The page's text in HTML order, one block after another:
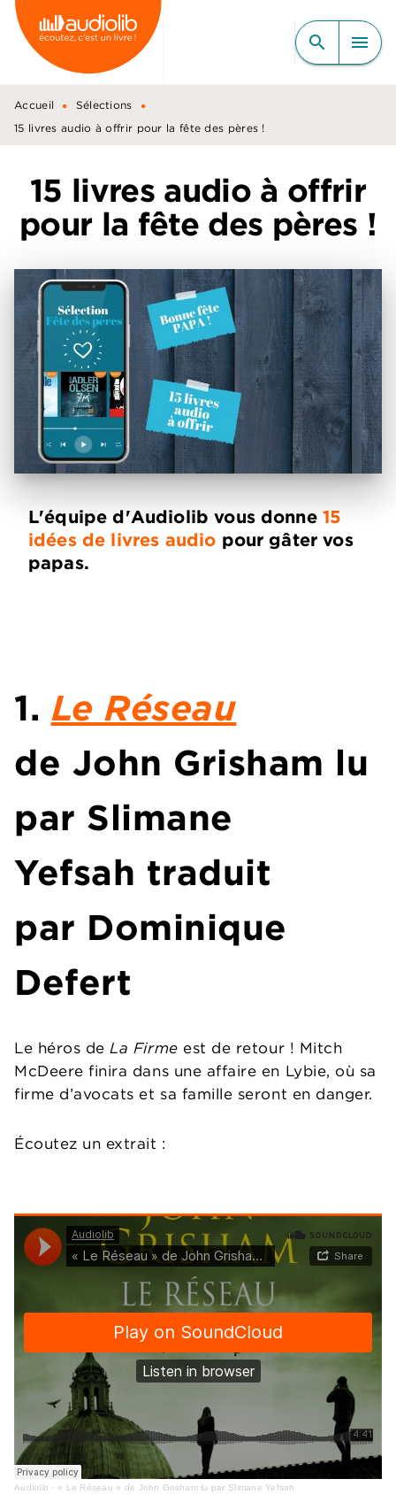
MENU RECHERCHE
CONTENU
PIED DE PAGE
search menu
Accueil • Sélections •
15 livres audio à offrir pour la fête des pères !
15 livres audio à offrir
pour la fête des pères !
L'équipe d'Audiolib vous donne 15
idées de livres audio pour gâter vos
papas.
1. Le Réseau
de John Grisham lu
par Slimane
Yefsah traduit
par Dominique
Defert
Le héros deLa Firme est de retour ! Mitch
McDeere finira dans une affaire en Lybie, où sa
firme d’avocats et sa famille seront en danger.
Écoutez un extrait :
Audiolib · « Le Réseau » de John Grisham lu par Slimane Yefsah